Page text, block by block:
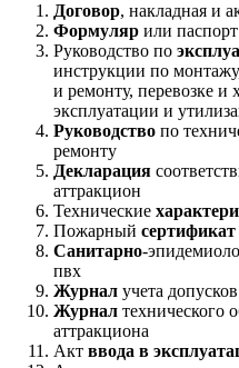
Договор, накладная и
Формуляр или
Руководство по
инструкции по
и ремонту, перевозке
эксплуатации и
Руководство по
ремонту
Декларация
аттракцион
Технические
Пожарный сертификат
Санитарно-
пвх
Журнал учета
Журнал технического
аттракциона
Акт ввода в